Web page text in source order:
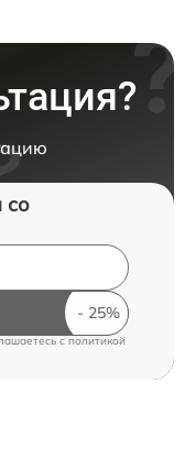
со
cполитикой